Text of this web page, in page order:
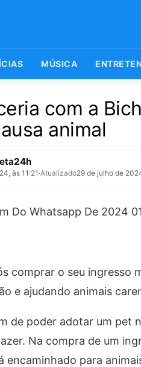
MÚSICA
com a
animal
às 11:21 ·Atualizado29 de julho de
comprar o seu ingresso
e ajudando animais
de poder adotar um pet
Na compra de um
encaminhado para